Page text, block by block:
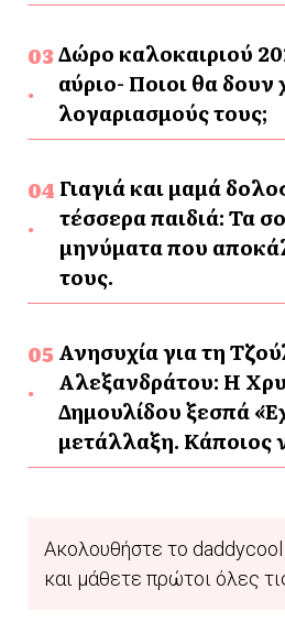
Δώρο καλοκαιριού
αύριο- Ποιοι θα
λογαριασμούς τους;
Γιαγιά και μαμά
τέσσερα παιδιά: Τα
μηνύματα που
τους.
Ανησυχία για τη
Αλεξανδράτου: Η
Δημουλίδου ξεσπά
μετάλλαξη. Κάποιος
Ακολουθήστε το
και μάθετε πρώτοι όλες